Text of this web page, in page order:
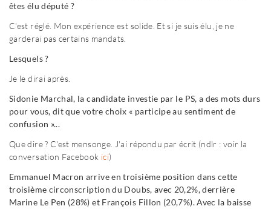
êtes élu député ?
C'est réglé. Mon expérience est solide. Et si je suis élu, je ne
garderai pas certains mandats.
Lesquels ?
Je le dirai après.
Sidonie Marchal, la candidate investie par le PS, a des mots durs
pour vous, dit que votre choix « participe au sentiment de
confusion »...
Que dire ? C'est mensonge. J'ai répondu par écrit (ndlr : voir la
conversation Facebook ici)
Emmanuel Macron arrive en troisième position dans cette
troisième circonscription du Doubs, avec 20,2%, derrière
Marine Le Pen (28%) et François Fillon (20,7%). Avec la baisse